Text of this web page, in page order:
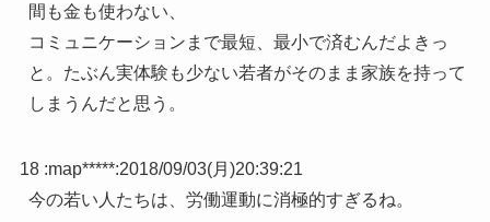
間も金も使わない、
コミュニケーションまで最短、最小で済むんだよきっ
と。たぶん実体験も少ない若者がそのまま家族を持って
しまうんだと思う。
18 :map*****:2018/09/03(月)20:39:21
今の若い人たちは、労働運動に消極的すぎるね。